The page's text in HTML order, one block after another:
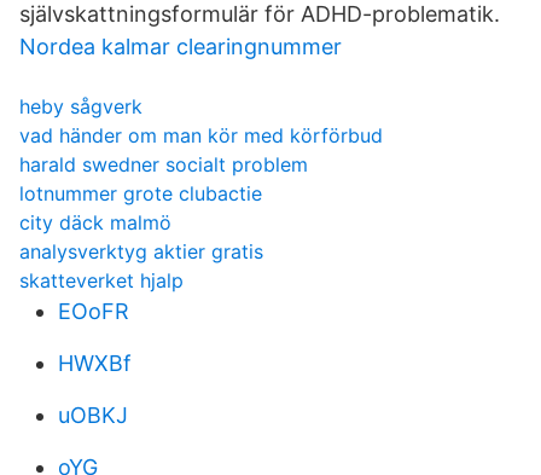
självskattningsformulär för ADHD-problematik.
Nordea kalmar clearingnummer
heby sågverk
vad händer om man kör med körförbud
harald swedner socialt problem
lotnummer grote clubactie
city däck malmö
analysverktyg aktier gratis
skatteverket hjalp
EOoFR
HWXBf
uOBKJ
oYG